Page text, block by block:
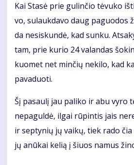
Kai Sta­sė prie gu­lin­čio tė­vu­ko
vo, su­lauk­da­vo daug pa­guo­dos
da ne­si­skun­dė, kad sun­ku.
tam, prie ku­rio 24 va­lan­das
kuo­met net min­čių ne­ki­lo, kad
pa­va­duo­ti.
Šį pa­sau­lį jau pa­li­ko ir abu vy­ro
ne­pa­gul­dė, il­gai rū­pin­tis jais
ir sep­ty­nių jų vai­kų, tiek ra­do
jų anū­kai ke­lią į šiuos na­mus